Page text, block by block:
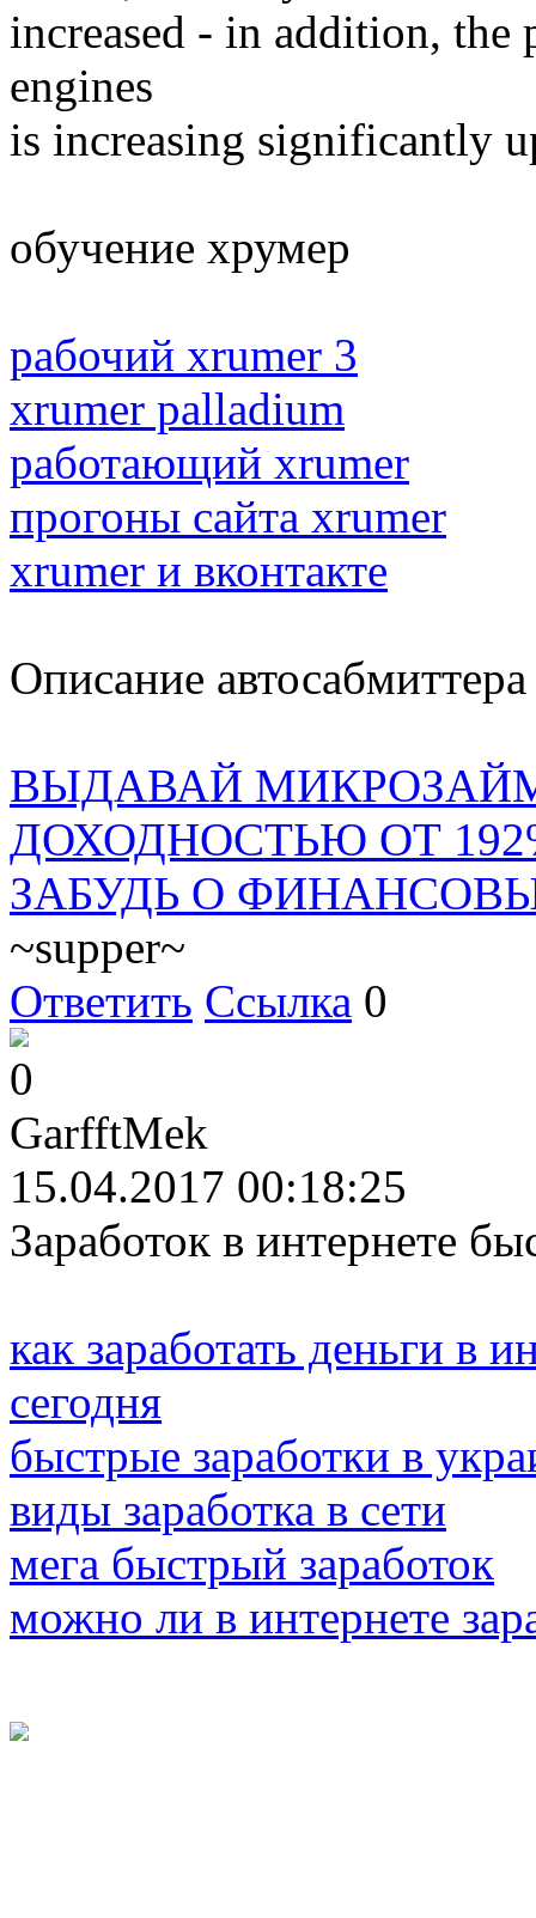
increased - in addition,
engines
is increasing significantly
обучение хрумер
рабочий xrumer 3
xrumer palladium
работающий xrumer
прогоны сайта xrumer
xrumer и вконтакте
Описание
ВЫДАВАЙ
ДОХОДНОСТЬЮ ОТ
ЗАБУДЬ О
~supper~
Ответить Ссылка 0
0
GarfftMek
15.04.2017 00:18:25
Заработок в интернете
как заработать деньги в
сегодня
быстрые заработки в
виды заработка в сети
мега быстрый заработок
можно ли в интернете